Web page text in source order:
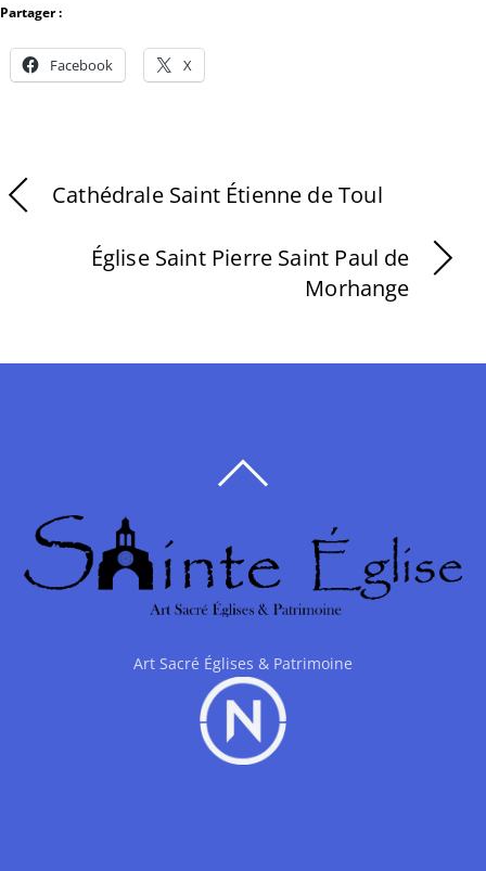
Partager :
Facebook X
Cathédrale Saint Étienne de Toul
Église Saint Pierre Saint Paul de
Morhange
Art Sacré Églises & Patrimoine